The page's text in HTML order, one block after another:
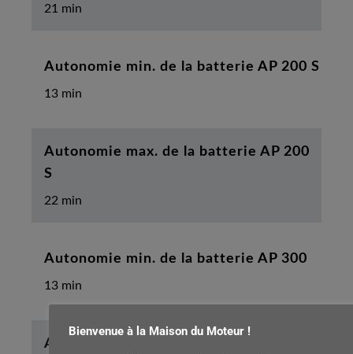
21 min
Autonomie min. de la batterie AP 200 S
13 min
Autonomie max. de la batterie AP 200
S
22 min
Autonomie min. de la batterie AP 300
13 min
Autonomie max. de la batterie AP 300
Bienvenue à la Maison du Moteur !